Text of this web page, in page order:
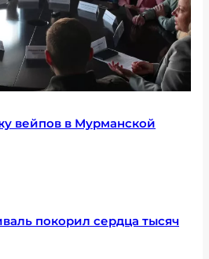
вейпов в Мурманской
покорил сердца тысяч